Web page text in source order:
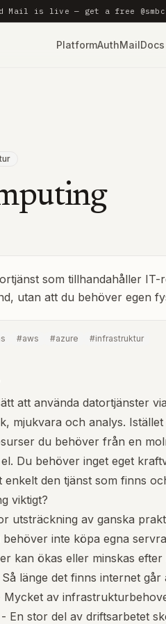
Mail is live — get a free
PlatformAuthMailDocs
som tillhandahåller
utan att du behöver egen
#aws #azure #infrastruktur
att använda datortjänster
mjukvara och analys.
du behöver från en
Du behöver inget eget
den tjänst som finns
viktigt?
utsträckning av ganska
behöver inte köpa egna
kan ökas eller minskas
länge det finns internet
Mycket av
- En stor del av driftsarbetet